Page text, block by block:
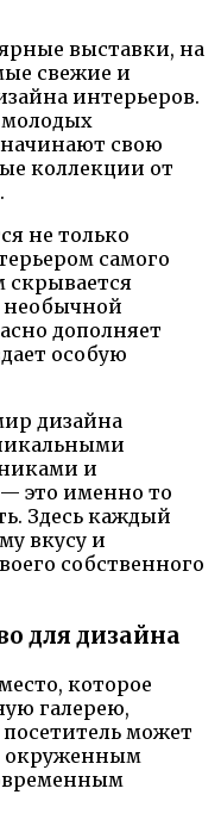
выставки, на
свежие и
интерьеров.
молодых
свою
коллекции от
не только
самого
скрывается
необычной
дополняет
особую
дизайна
и
— это именно то
Здесь каждый
вкусу и
собственного
для дизайна
которое
галерею,
может
окруженным